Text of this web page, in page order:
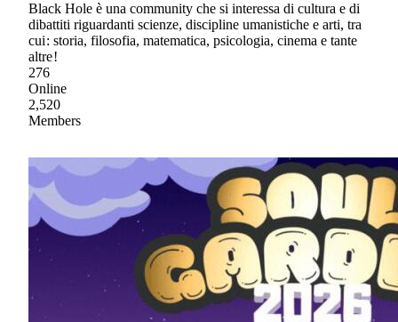
Black Hole è una community che si interessa di cultura e di
dibattiti riguardanti scienze, discipline umanistiche e arti, tra
cui : storia, filosofia, matematica, psicologia, cinema e tante
altre !
276
Online
2,520
Members